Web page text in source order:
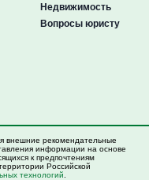
Недвижимость
Вопросы юристу
внешние рекомендательные
информации на основе
к предпочтениям
Российской
технологий